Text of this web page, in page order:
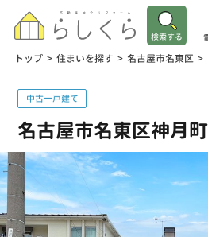
検索する
トップ > 住まいを探す > 名古屋市名東区 >
中古一戸建て
名古屋市名東区神月